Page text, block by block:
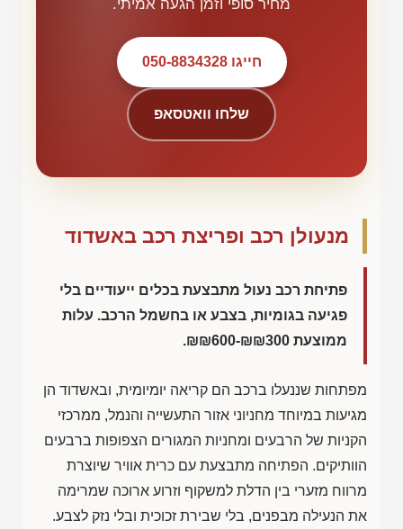
מחיר סופי וזמן הגעה אמיתי.
חייגו 050-8834328
שלחו וואטסאפ
מנעולן רכב ופריצת רכב באשדוד
פתיחת רכב נעול מתבצעת בכלים ייעודיים בלי
פגיעה בגומיות, בצבע או בחשמל הרכב. עלות
ממוצעת ₪₪600-₪₪300
.
מפתחות שננעלו ברכב הם קריאה יומיומית, ובאשדוד הן
מגיעות במיוחד מחניוני אזור התעשייה והנמל, ממרכזי
הקניות של הרבעים ומחניות המגורים הצפופות ברבעים
הוותיקים. הפתיחה מתבצעת עם כרית אוויר שיוצרת
מרווח מזערי בין הדלת למשקוף וזרוע ארוכה שמרימה
את הנעילה מבפנים, בלי שבירת זכוכית ובלי נזק לצבע.